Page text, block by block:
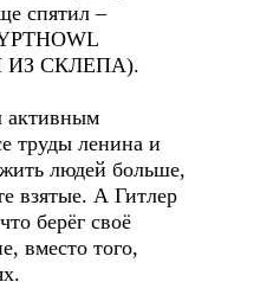
спятил –
ИЗ СКЛЕПА).
труды ленина и
людей больше,
взятые. А Гитлер
берёг своё
вместо того,